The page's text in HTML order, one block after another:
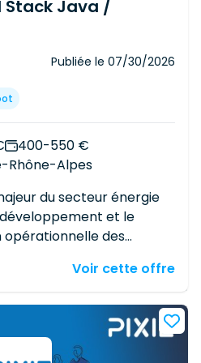
de bugs (MCO).
intégration
des outils (CI/CD).
technique :
(Docker, Kubernetes).
DevOps, JIRA,
(Scrum).
Stack Java /
Publiée le 07/30/2026
400-550 €
Rhône-Alpes
du secteur énergie
et le
opérationnelle des
des besoins
applicatifs
avec tests unitaires
de chantiers techniques
Voir cette offre